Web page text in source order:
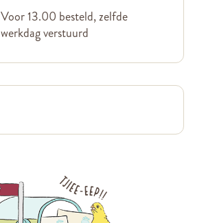
Voor 13.00 besteld, zelfde
werkdag verstuurd